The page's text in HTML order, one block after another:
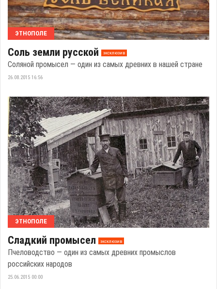
ЭТНОПОЛЕ
Соль земли русской эксклюзив
Соляной промысел — один из самых древних в нашей стране
26.08.2015 16:56
ЭТНОПОЛЕ
Сладкий промысел эксклюзив
Пчеловодство — один из самых древних промыслов
российских народов
25.06.2015 00:00